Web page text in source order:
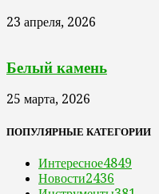
23 апреля, 2026
Белый камень
25 марта, 2026
ПОПУЛЯРНЫЕ КАТЕГОРИИ
Интересное4849
Новости2436